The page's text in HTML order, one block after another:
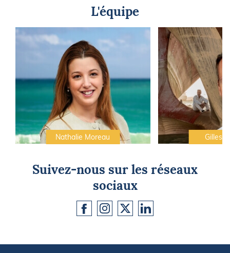
L'équipe
Nathalie Moreau Gilles
Suivez-nous sur les réseaux
sociaux